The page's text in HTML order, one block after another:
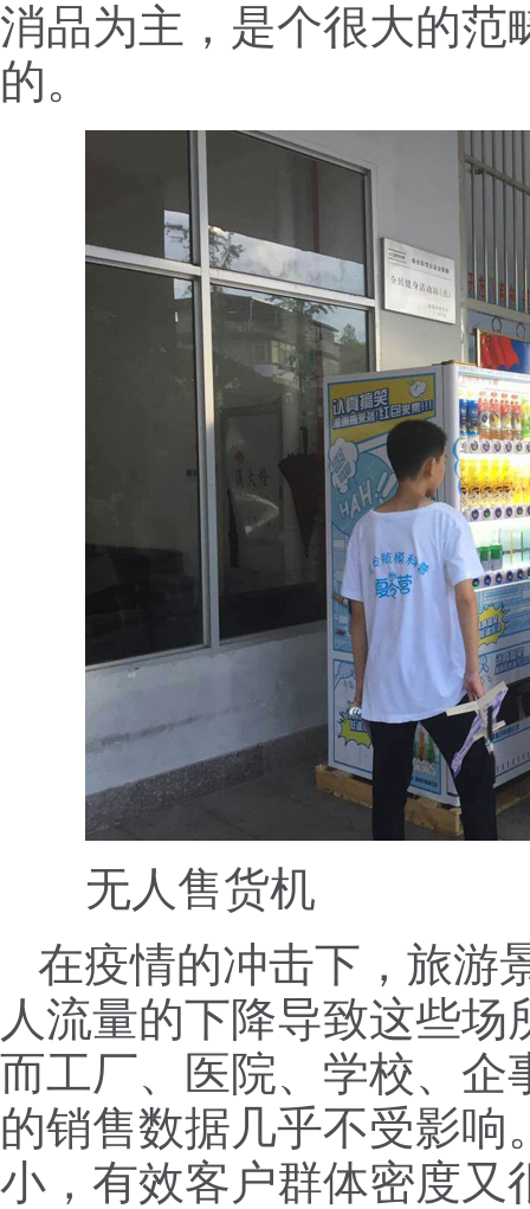
消品为主，是个很大的范
的。
无人售货机
在疫情的冲击下，旅游
人流量的下降导致这些
而工厂、医院、学校、企
的销售数据几乎不受影
小，有效客户群体密度又